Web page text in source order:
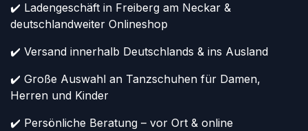
✔️ Ladengeschäft in Freiberg am Neckar &
deutschlandweiter Onlineshop
✔️ Versand innerhalb Deutschlands & ins Ausland
✔️ Große Auswahl an Tanzschuhen für Damen,
Herren und Kinder
✔️ Persönliche Beratung – vor Ort & online